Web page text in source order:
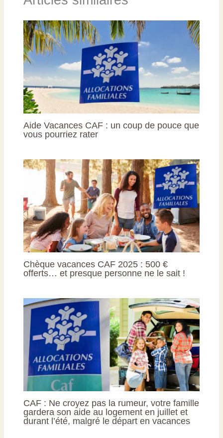
Aide Vacances CAF : un coup de pouce que
vous pourriez rater
Chèque vacances CAF 2025 : 500 €
offerts… et presque personne ne le sait !
CAF : Ne croyez pas la rumeur, votre famille
gardera son aide au logement en juillet et
durant l’été, malgré le départ en vacances